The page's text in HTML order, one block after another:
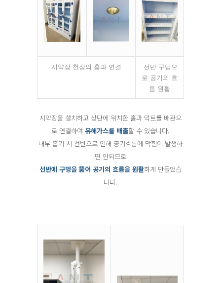
시약장 천장의 홈과 연결
선반 구멍으
로 공기의 흐
름 원활
시약장을 설치하고 상단에 위치한 홀과 덕트를 배관으
로 연결하여유해가스를 배출할 수 있습니다.
내부 흡기 시 선반으로 인해 공기흐름에 막힘이 발생하
면 안되므로
선반에 구멍을 뚫어 공기의 흐름을 원활하게 만들었습
니다.